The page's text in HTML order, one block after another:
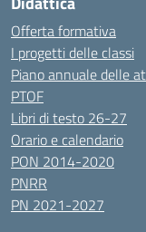
Offerta formativa
I progetti delle classi
Piano annuale delle
PTOF
Libri di testo 26-27
Orario e calendario
PON 2014-2020
PNRR
PN 2021-2027